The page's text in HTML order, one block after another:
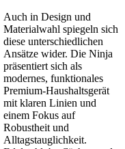
Auch in Design und
Materialwahl spiegeln sich
diese unterschiedlichen
Ansätze wider. Die Ninja
präsentiert sich als
modernes, funktionales
Premium-Haushaltsgerät
mit klaren Linien und
einem Fokus auf
Robustheit und
Alltagstauglichkeit.